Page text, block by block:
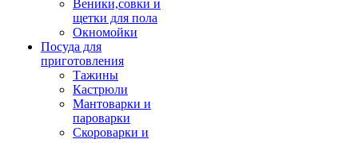
Веники,совки и
щетки для пола
Окномойки
Посуда для
приготовления
Тажины
Кастрюли
Мантоварки и
пароварки
Скороварки и